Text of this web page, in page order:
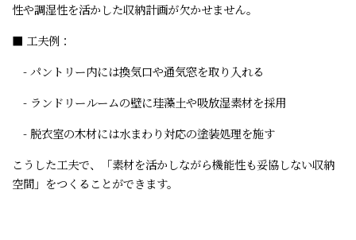
性や調湿性を活かした収納計画が欠かせません。
■ 工夫例：
- パントリー内には換気口や通気窓を取り入れる
- ランドリールームの壁に珪藻土や吸放湿素材を採用
- 脱衣室の木材には水まわり対応の塗装処理を施す
こうした工夫で、「素材を活かしながら機能性も妥協しない収納
空間」をつくることができます。